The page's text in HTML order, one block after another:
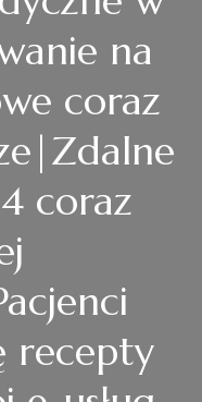
na
coraz
coraz
recepty